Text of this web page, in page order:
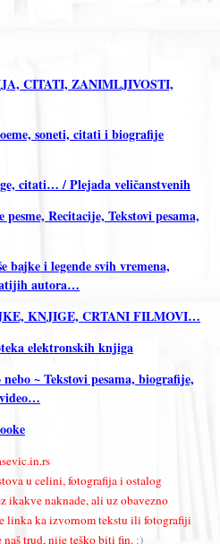
CITATI, ZANIMLJIVOSTI,
soneti, citati i biografije
citati… / Plejada veličanstvenih
Recitacije, Tekstovi pesama,
bajke i legende svih vremena,
autora…
KNJIGE, CRTANI FILMOVI…
elektronskih knjiga
~ Tekstovi pesama, biografije,
u celini, fotografija i ostalog
ikakve naknade, ali uz obavezno
linka ka izvornom tekstu ili fotografiji
naš trud, nije teško biti fin. :)